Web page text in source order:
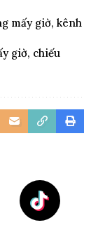
mấy giờ, kênh
giờ, chiếu